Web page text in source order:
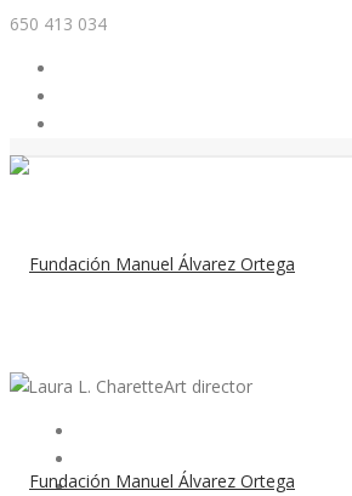
650 413 034
Laura L. CharetteArt director